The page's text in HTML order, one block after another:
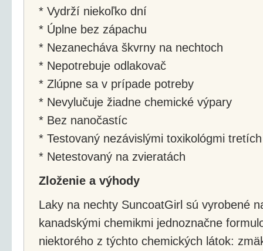
* Vydrží niekoľko dní
* Úplne bez zápachu
* Nezanecháva škvrny na nechtoch
* Nepotrebuje odlakovač
* Zlúpne sa v prípade potreby
* Nevylučuje žiadne chemické výpary
* Bez nanočastíc
* Testovaný nezávislými toxikológmi
* Netestovaný na zvieratách
Zloženie a výhody
Laky na nechty SuncoatGirl sú vyrobené
kanadskými chemikmi jednoznačne
niektorého z týchto chemických látok: